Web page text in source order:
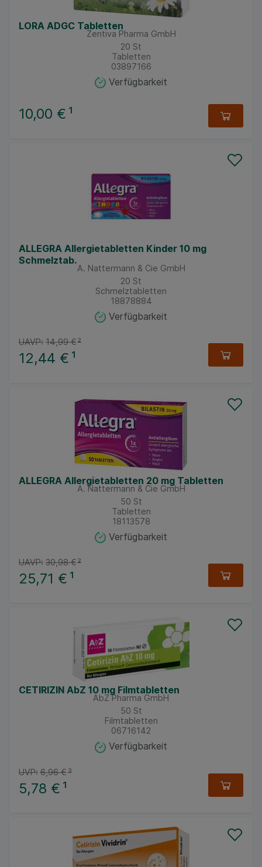
LORA ADGC Tabletten
Zentiva Pharma GmbH
20 St
Tabletten
03897166
Verfügbarkeit
10,00 € ¹
ALLEGRA Allergietabletten Kinder 10 mg
Schmelztab.
A. Nattermann & Cie GmbH
20 St
Schmelztabletten
18878884
Verfügbarkeit
12,44 € ¹
UAVP: 14,99 €²
ALLEGRA Allergietabletten 20 mg Tabletten
A. Nattermann & Cie GmbH
50 St
Tabletten
18113578
Verfügbarkeit
25,71 € ¹
UAVP: 30,98 €²
CETIRIZIN AbZ 10 mg Filmtabletten
AbZ Pharma GmbH
50 St
Filmtabletten
06716142
Verfügbarkeit
5,78 € ¹
UVP: 6,96 €³